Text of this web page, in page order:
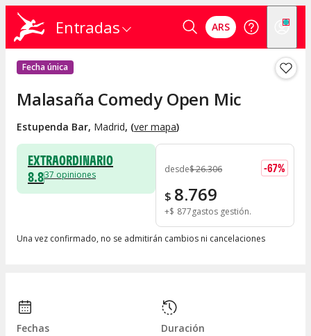
Entradas ARS
Fecha única
Malasaña Comedy Open Mic
Estupenda Bar, Madrid, (ver mapa)
EXTRAORDINARIO
8.837 opiniones desde$26.306 -67%
$ 8.769
+$ 877gastos gestión
Una vez confirmado, no se admitirán cambios ni cancelaciones
Fechas
Duración